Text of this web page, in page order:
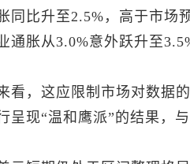
同比升至2.5%，高于市场
通胀从3.0%意外跃升至
看，这应限制市场对数据
呈现“温和鹰派”的结果，